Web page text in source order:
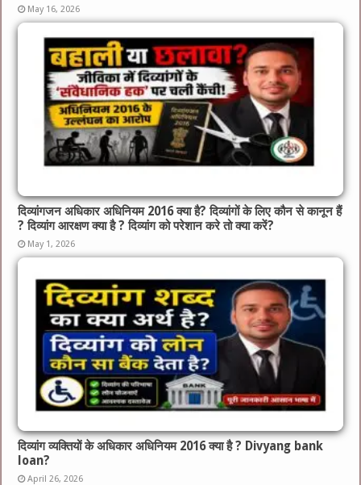
May 16, 2026
दिव्यांगजन अधिकार अधिनियम 2016 क्या है? दिव्यांगों के लिए कौन से कानून हैं
? दिव्यांग आरक्षण क्या है ? दिव्यांग को परेशान करे तो क्या करें?
May 1, 2026
दिव्यांग व्यक्तियों के अधिकार अधिनियम 2016 क्या है ? Divyang bank
loan?
April 26, 2026